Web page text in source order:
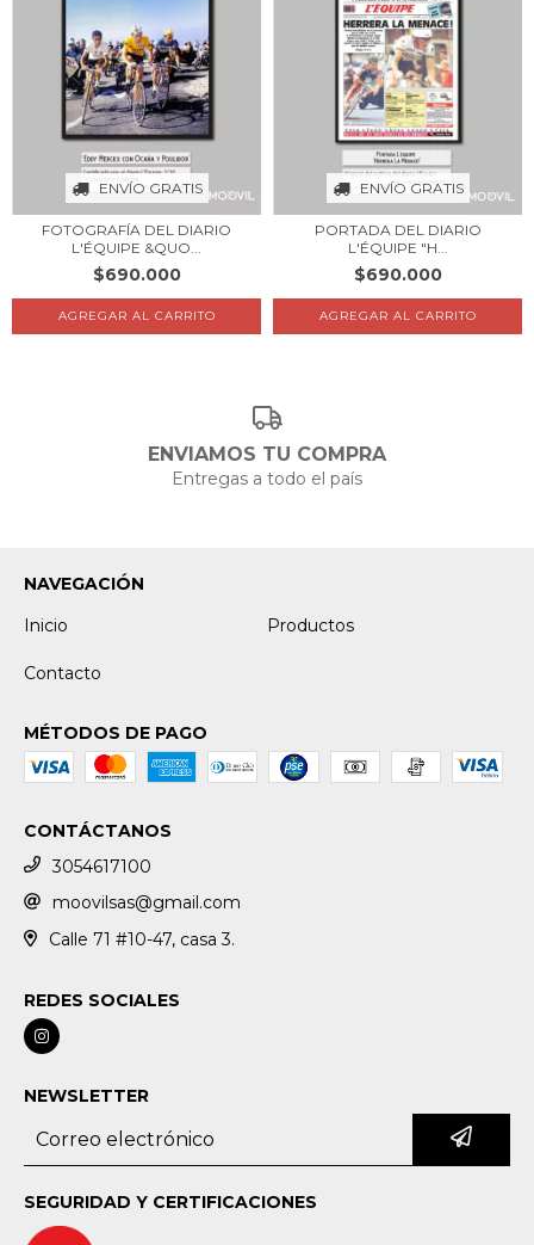
ENVÍO GRATIS
FOTOGRAFÍA DEL DIARIO
L'ÉQUIPE &QUO...
$690.000
AGREGAR AL CARRITO
ENVÍO GRATIS
PORTADA DEL DIARIO
L'ÉQUIPE "H...
$690.000
AGREGAR AL CARRITO
ENVIAMOS TU COMPRA
Entregas a todo el país
NAVEGACIÓN
Inicio
Productos
Contacto
MÉTODOS DE PAGO
CONTÁCTANOS
3054617100
moovilsas@gmail.com
Calle 71 #10-47, casa 3.
REDES SOCIALES
NEWSLETTER
SEGURIDAD Y CERTIFICACIONES